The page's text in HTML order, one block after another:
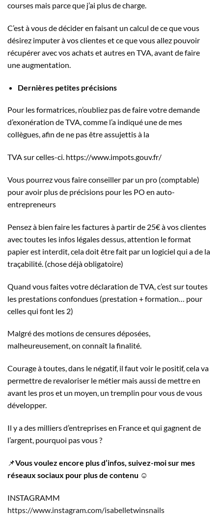
courses mais parce que j’ai plus de charge.
C’est à vous de décider en faisant un calcul de ce que vous
désirez imputer à vos clientes et ce que vous allez pouvoir
récupérer avec vos achats et autres en TVA, avant de faire
une augmentation.
Dernières petites précisions
Pour les formatrices, n’oubliez pas de faire votre demande
d’exonération de TVA, comme l’a indiqué une de mes
collègues, afin de ne pas être assujettis à la
TVA sur celles-ci. https://www.impots.gouv.fr/
Vous pourrez vous faire conseiller par un pro (comptable)
pour avoir plus de précisions pour les PO en auto-
entrepreneurs
Pensez à bien faire les factures à partir de 25€ à vos clientes
avec toutes les infos légales dessus, attention le format
papier est interdit, cela doit être fait par un logiciel qui a de la
traçabilité. (chose déjà obligatoire)
Quand vous faites votre déclaration de TVA, c’est sur toutes
les prestations confondues (prestation + formation… pour
celles qui font les 2)
Malgré des motions de censures déposées,
malheureusement, on connaît la finalité.
Courage à toutes, dans le négatif, il faut voir le positif, cela va
permettre de revaloriser le métier mais aussi de mettre en
avant les pros et un moyen, un tremplin pour vous de vous
développer.
Il y a des milliers d’entreprises en France et qui gagnent de
l’argent, pourquoi pas vous ?
📌Vous voulez encore plus d’infos, suivez-moi sur mes
réseaux sociaux pour plus de contenu ☺️
INSTAGRAMM
https://www.instagram.com/isabelletwinsnails